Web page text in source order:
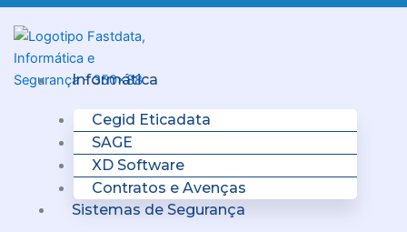
Informática
Cegid Eticadata
SAGE
XD Software
Contratos e Avenças
Sistemas de Segurança
Menu